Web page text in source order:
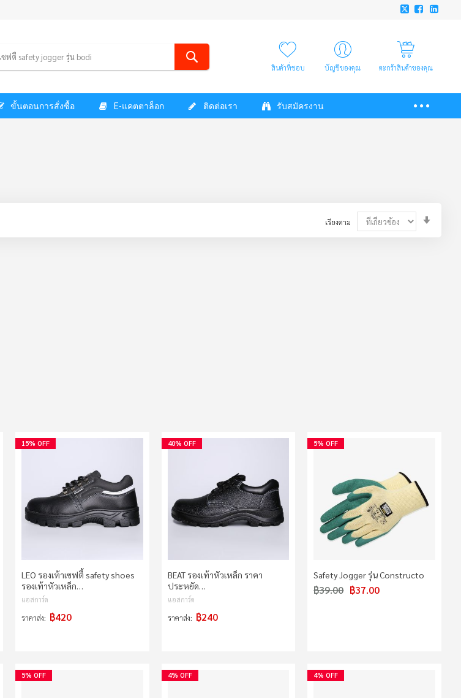
สินค้าที่ชอบ บัญชีของคุณ ตะกร้าสินค้าของคุณ
ขั้นตอนการสั่งซื้อ E-แคตตาล็อก ติดต่อเรา รับสมัครงาน
เรียงตาม
15% OFF
LEO รองเท้าเซฟตี้ safety shoes
รองเท้าหัวเหล็ก…
แอสการ์ด
ราคาส่ง ฿420
40% OFF
BEAT รองเท้าหัวเหล็ก ราคา
ประหยัด…
แอสการ์ด
ราคาส่ง ฿240
5% OFF
Safety Jogger รุ่น Constructo
฿37.00
฿39.00
5% OFF 4% OFF 4% OFF